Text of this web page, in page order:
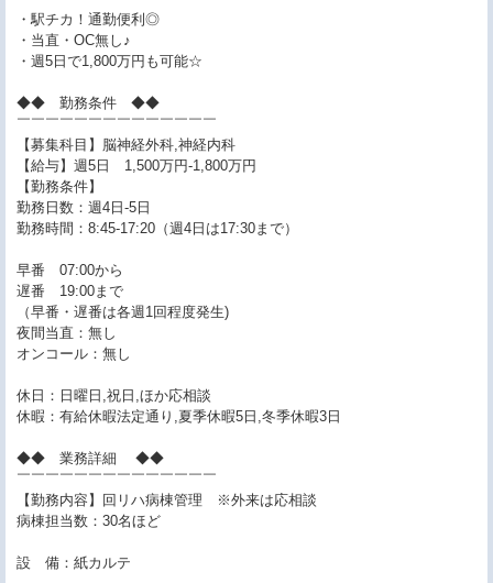
・駅チカ！通勤便利◎
・当直・OC無し♪
・週5日で1,800万円も可能☆
◆◆ 勤務条件 ◆◆
￣￣￣￣￣￣￣￣￣￣￣￣￣￣
【募集科目】脳神経外科,神経内科
【給与】週5日 1,500万円-1,800万円
【勤務条件】
勤務日数：週4日-5日
勤務時間：8:45-17:20（週4日は17:30まで）
早番 07:00から
遅番 19:00まで
（早番・遅番は各週1回程度発生)
夜間当直：無し
オンコール：無し
休日：日曜日,祝日,ほか応相談
休暇：有給休暇法定通り,夏季休暇5日,冬季休暇3日
◆◆ 業務詳細 ◆◆
￣￣￣￣￣￣￣￣￣￣￣￣￣￣
【勤務内容】回リハ病棟管理 ※外来は応相談
病棟担当数：30名ほど
設 備：紙カルテ